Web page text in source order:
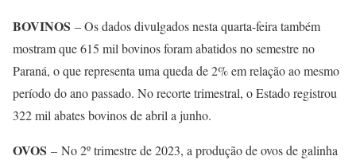
BOVINOS – Os dados divulgados nesta quarta-feira também
mostram que 615 mil bovinos foram abatidos no semestre no
Paraná, o que representa uma queda de 2% em relação ao mesmo
período do ano passado. No recorte trimestral, o Estado registrou
322 mil abates bovinos de abril a junho.
OVOS – No 2º trimestre de 2023, a produção de ovos de galinha